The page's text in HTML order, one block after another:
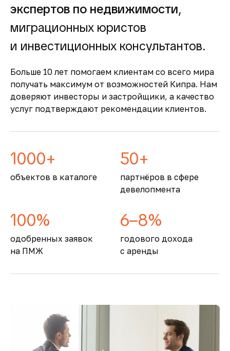
сопровождается понятными юридическими
процедурами и минимальной бюрократией,
что делает процесс быстрым и безопасным
Безопасность и качество
Кипр входит в число самых безопасных
стран Европы, предлагая развитую
инфраструктуру, качественную медицину и
образование
экспертов по недвижимости,
миграционных юристов
и инвестиционных консультантов.
Больше 10 лет помогаем клиентам со всего мира
получать максимум от возможностей Кипра. Нам
доверяют инвесторы и застройщики, а качество
услуг подтверждают рекомендации клиентов.
1000+
объектов в каталоге
50+
партнёров в сфере
девелопмента
100%
одобренных заявок
на ПМЖ
6–8%
годового дохода
с аренды